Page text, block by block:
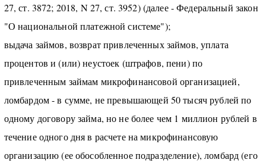
27, ст. 3872; 2018, N 27, ст. 3952) (далее - Федеральный закон
"О национальной платежной системе");
выдача займов, возврат привлеченных займов, уплата
процентов и (или) неустоек (штрафов, пени) по
привлеченным займам микрофинансовой организацией,
ломбардом - в сумме, не превышающей 50 тысяч рублей по
одному договору займа, но не более чем 1 миллион рублей в
течение одного дня в расчете на микрофинансовую
организацию (ее обособленное подразделение), ломбард (его